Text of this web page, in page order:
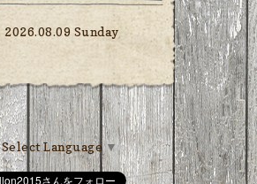
2026.08.09 Sunday
Select Language▼